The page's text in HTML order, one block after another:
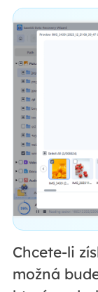
Chcete-li
možná